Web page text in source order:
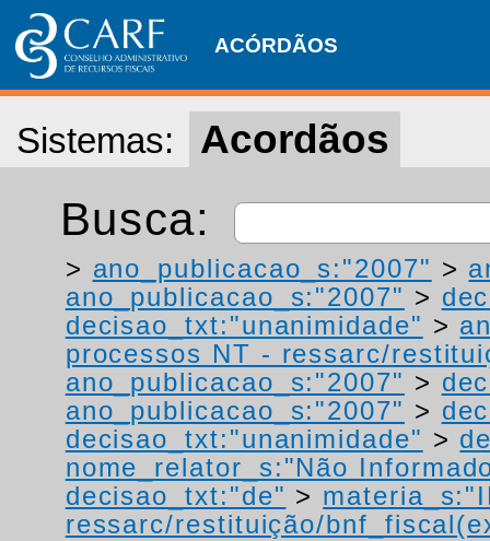
ACÓRDÃOS
Sistemas: Acordãos
Busca:
> ano_publicacao_s:"2007" >
ano_publicacao_s:"2007" >
decisao_txt:"unanimidade" >
processos NT - ressarc/
ano_publicacao_s:"2007" >
ano_publicacao_s:"2007" >
decisao_txt:"unanimidade" >
nome_relator_s:"Não
decisao_txt:"de" >
ressarc/restituição/